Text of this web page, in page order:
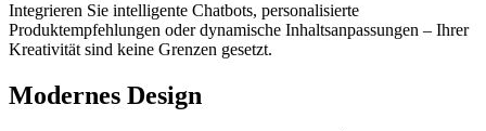
Integrieren Sie intelligente Chatbots, personalisierte
Produktempfehlungen oder dynamische Inhaltsanpassungen – Ihrer
Kreativität sind keine Grenzen gesetzt.
Modernes Design